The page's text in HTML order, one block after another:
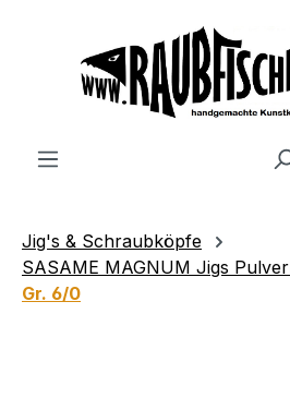
Jig's & Schraubköpfe
SASAME MAGNUM Jigs
Gr. 6/0